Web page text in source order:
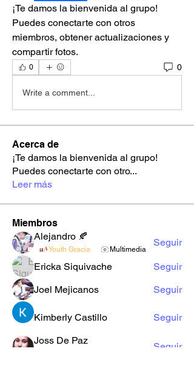
¡Te damos la bienvenida al grupo!
Puedes conectarte con otros
miembros, obtener actualizaciones y
compartir fotos.
0 0
Write a comment...
Acerca de
¡Te damos la bienvenida al grupo!
Puedes conectarte con otro...
Leer más
Miembros
Alejandro 🍂
Youth Gracia Multimedia
Seguir
Ericka Siquivache
Seguir
Joel Mejicanos
Seguir
Kimberly Castillo
Seguir
Joss De Paz
Seguir